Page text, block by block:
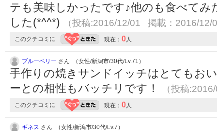
テも美味しかったです♪他のも食べて
した(*^^*)
（投稿:2016/12/01 掲載：2016/12/
このクチコミに 現在： 0 人
ブルーベリー さん （女性/新潟市/30代/Lv.71）
手作りの焼きサンドイッチはとてもお
ーとの相性もバッチリです！
（投稿
このクチコミに 現在： 0 人
ギネス さん （女性/新潟市/30代/Lv.7）